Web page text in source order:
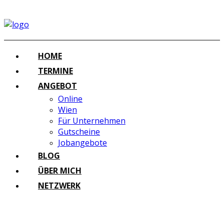
HOME
TERMINE
ANGEBOT
Online
Wien
Für Unternehmen
Gutscheine
Jobangebote
BLOG
ÜBER MICH
NETZWERK